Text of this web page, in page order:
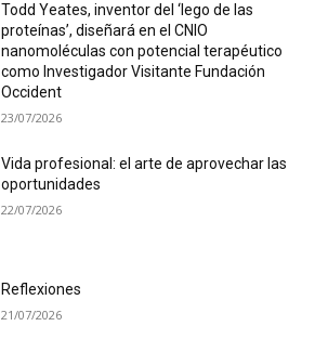
Todd Yeates, inventor del ‘lego de las
proteínas’, diseñará en el CNIO
nanomoléculas con potencial terapéutico
como Investigador Visitante Fundación
Occident
23/07/2026
Vida profesional: el arte de aprovechar las
oportunidades
22/07/2026
Reflexiones
21/07/2026